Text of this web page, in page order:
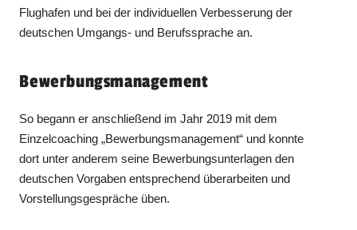
Flughafen und bei der individuellen Verbesserung der
deutschen Umgangs- und Berufssprache an.
Bewerbungsmanagement
So begann er anschließend im Jahr 2019 mit dem
Einzelcoaching „Bewerbungsmanagement“ und konnte
dort unter anderem seine Bewerbungsunterlagen den
deutschen Vorgaben entsprechend überarbeiten und
Vorstellungsgespräche üben.